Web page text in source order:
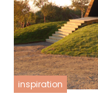
inspiration